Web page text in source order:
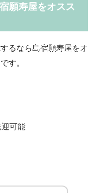
願寿屋をオスス
るなら島宿願寿屋をオ
す。
可能